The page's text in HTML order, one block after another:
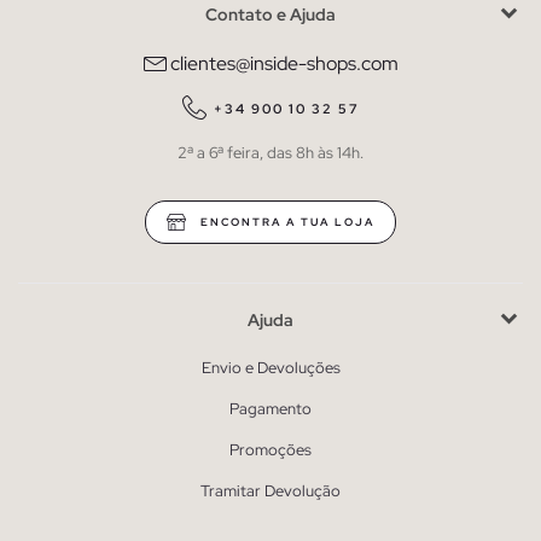
Contato e Ajuda
clientes@inside-shops.com
+34 900 10 32 57
2ª a 6ª feira, das 8h às 14h.
ENCONTRA A TUA LOJA
Ajuda
Envio e Devoluções
Pagamento
Promoções
Tramitar Devolução